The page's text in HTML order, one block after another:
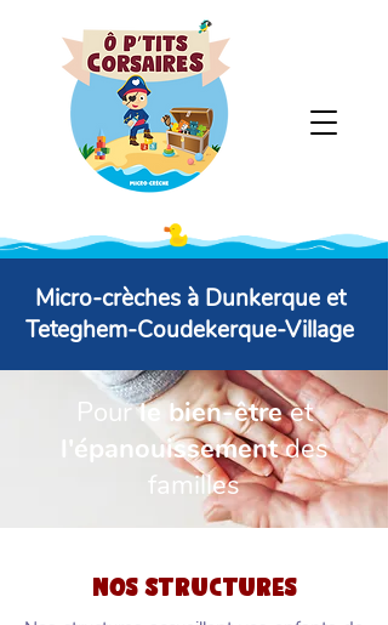
Micro-crèches à Dunkerque et
Teteghem-Coudekerque-Village
Pourle bien-êtreet
l'épanouissementdes
familles
nos STRUCTUREs